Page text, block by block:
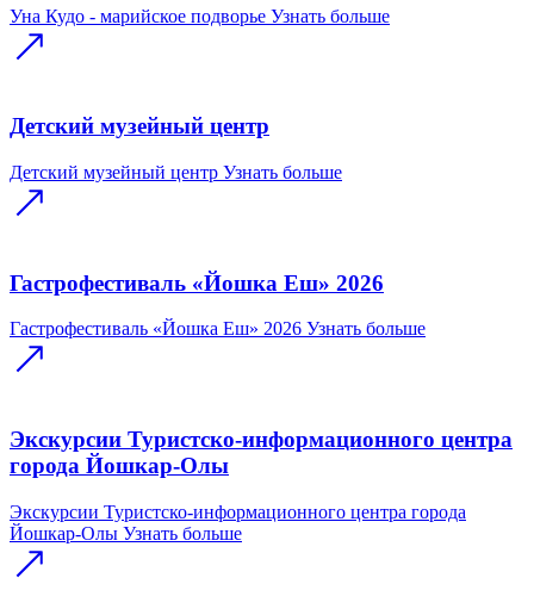
Уна Кудо - марийское подворье Узнать больше
Детский музейный центр
Детский музейный центр Узнать больше
Гастрофестиваль «Йошка Еш» 2026
Гастрофестиваль «Йошка Еш» 2026 Узнать больше
Экскурсии Туристско-информационного центра
города Йошкар-Олы
Экскурсии Туристско-информационного центра города
Йошкар-Олы Узнать больше